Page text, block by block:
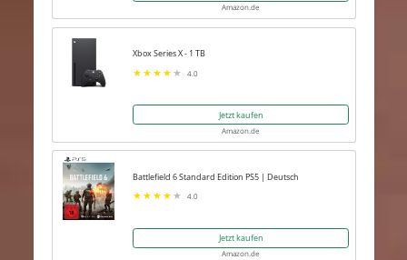
Amazon.de
Xbox Series X - 1 TB
4.0
Jetzt kaufen
Amazon.de
Battlefield 6 Standard Edition PS5 | Deutsch
4.0
Jetzt kaufen
Amazon.de